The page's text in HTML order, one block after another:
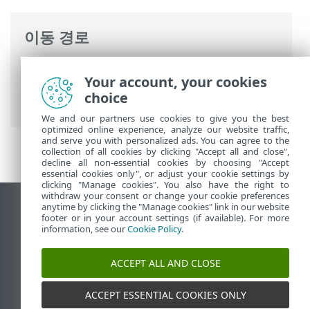
이동 경로
고급 설정>사용자 인터페이스 >알림>
바탕 화면 알림> 사용자 지정
데스크톱 사이트 보기
End of Life
ESET 지식 베이스
ESET Status Portal
국가별 지원
Your account, your cookies
choice
We and our partners use cookies to give you the best
optimized online experience, analyze our website traffic,
and serve you with personalized ads. You can agree to the
collection of all cookies by clicking "Accept all and close",
decline all non-essential cookies by choosing "Accept
essential cookies only", or adjust your cookie settings by
clicking "Manage cookies". You also have the right to
withdraw your consent or change your cookie preferences
anytime by clicking the "Manage cookies" link in our website
footer or in your account settings (if available). For more
information, see ourCookie Policy.
ACCEPT ALL AND CLOSE
ACCEPT ESSENTIAL COOKIES ONLY